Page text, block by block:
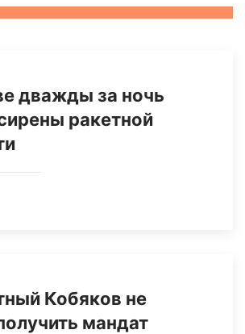
дважды за ночь
ракетной
Кобяков не
мандат